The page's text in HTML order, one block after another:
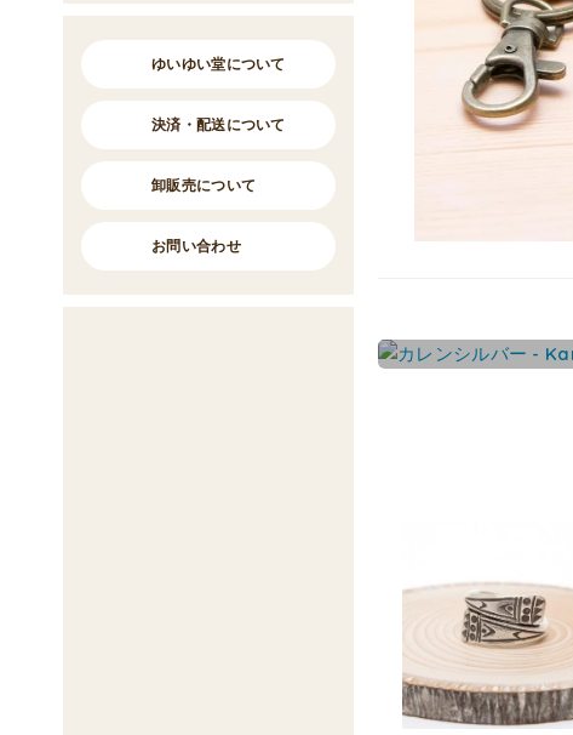
ゆいゆい堂について
決済・配送について
卸販売について
お問い合わせ